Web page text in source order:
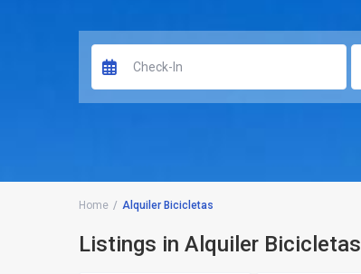
Home Alquiler Bicicletas
Listings in Alquiler Bicicletas